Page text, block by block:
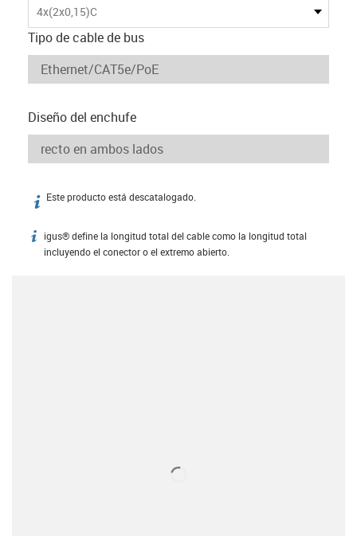
4x(2x0,15)C
Tipo de cable de bus
Diseño del enchufe
igus-icon-info
Este producto está descatalogado.
igus-icon-info
igus® define la longitud total del cable como la longitud total
incluyendo el conector o el extremo abierto.